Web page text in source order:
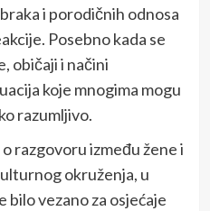
i porodičnih odnosa
Posebno kada se
običaji i načini
koje mnogima mogu
razumljivo.
razgovoru između žene i
okruženja, u
vezano za osjećaje